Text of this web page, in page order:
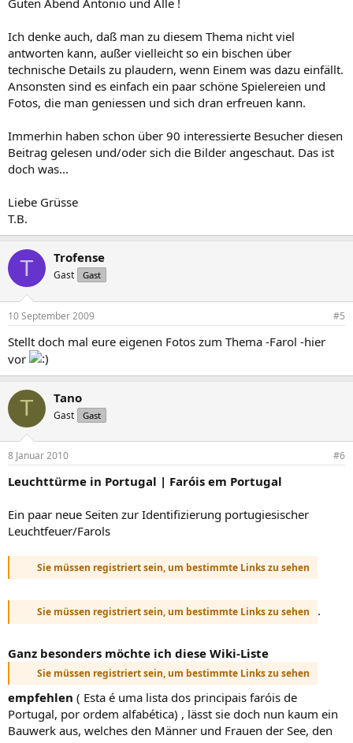
Guten Abend Antonio und Alle !
Ich denke auch, daß man zu diesem Thema nicht viel
antworten kann, außer vielleicht so ein bischen über
technische Details zu plaudern, wenn Einem was dazu einfällt.
Ansonsten sind es einfach ein paar schöne Spielereien und
Fotos, die man geniessen und sich dran erfreuen kann.
Immerhin haben schon über 90 interessierte Besucher diesen
Beitrag gelesen und/oder sich die Bilder angeschaut. Das ist
doch was...
Liebe Grüsse
T.B.
T Trofense
Gast Gast
10 September 2009 #5
Stellt doch mal eure eigenen Fotos zum Thema -Farol -hier
vor
T Tano
Gast Gast
8 Januar 2010 #6
Leuchttürme in Portugal | Faróis em Portugal
Ein paar neue Seiten zur Identifizierung portugiesischer
Leuchtfeuer/Farols
Sie müssen registriert sein, um bestimmte Links zu sehen
Sie müssen registriert sein, um bestimmte Links zu sehen .
Ganz besonders möchte ich diese Wiki-Liste
Sie müssen registriert sein, um bestimmte Links zu sehen
empfehlen ( Esta é uma lista dos principais faróis de
Portugal, por ordem alfabética) , lässt sie doch nun kaum ein
Bauwerk aus, welches den Männer und Frauen der See, den